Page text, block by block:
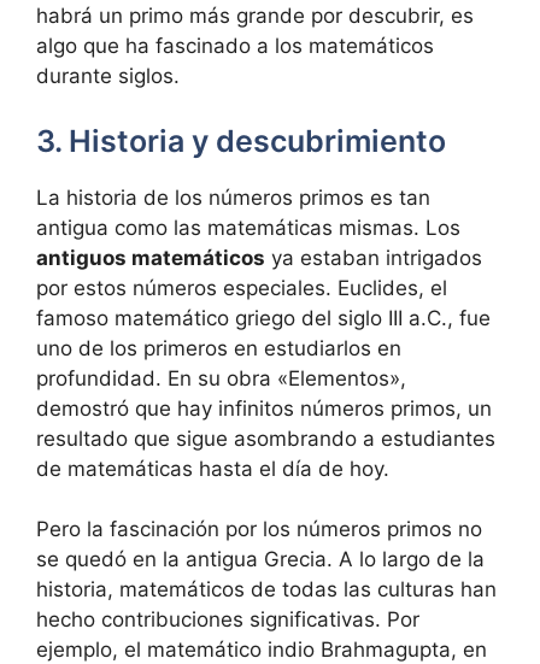
habrá un primo más grande por descubrir, es
algo que ha fascinado a los matemáticos
durante siglos.
3. Historia y descubrimiento
La historia de los números primos es tan
antigua como las matemáticas mismas. Los
antiguos matemáticos ya estaban intrigados
por estos números especiales. Euclides, el
famoso matemático griego del siglo III a.C., fue
uno de los primeros en estudiarlos en
profundidad. En su obra «Elementos»,
demostró que hay infinitos números primos, un
resultado que sigue asombrando a estudiantes
de matemáticas hasta el día de hoy.
Pero la fascinación por los números primos no
se quedó en la antigua Grecia. A lo largo de la
historia, matemáticos de todas las culturas han
hecho contribuciones significativas. Por
ejemplo, el matemático indio Brahmagupta, en